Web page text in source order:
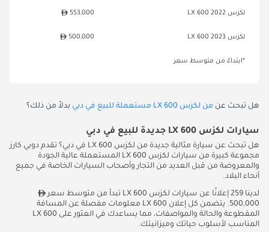
لكزس LX 600 2022 553,000
لكزس LX 600 2023 500,000
*ابتداءً من متوسط سعر
هل تبحث عن من لكزس LX 600 مستعملة للبيع في دبي بدلاً من ذلك؟
سيارات لكزس LX 600 جديدة للبيع في دبي
هل تبحث عن سيارة مثالية جديدة من لكزس LX 600 في دبي؟ تقدم دوبي كارز
مجموعة كبيرة من سيارات لكزس LX 600 المستعملة عالية الجودة
والمعروضة من قبل العديد من التجار وأصحاب السيارات الخاصة في جميع
أنحاء البلاد.
لدينا 259 إعلانًا عن سيارات لكزس LX 600 تبدأ من متوسط سعر
500,000. يتضمن كل إعلان LX 600 معلومات مفصلة عن المسافة
المقطوعة والحالة والمواصفات، مما يساعدك في العثور على LX 600
المناسب لأسلوب حياتك وميزانيتك.